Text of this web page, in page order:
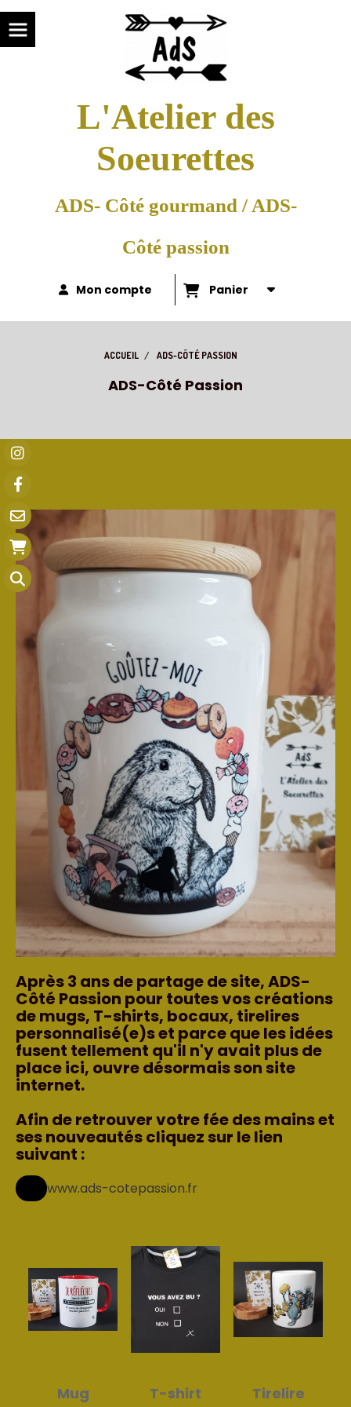
L'Atelier des
Soeurettes
ADS- Côté gourmand / ADS-
Côté passion
Mon compte Panier
ACCUEIL ADS-CÔTÉ PASSION
ADS-Côté Passion
Après 3 ans de partage de site, ADS-
Côté Passion pour toutes vos créations
de mugs, T-shirts, bocaux, tirelires
personnalisé(e)s et parce que les idées
fusent tellement qu'il n'y avait plus de
place ici, ouvre désormais son site
internet.
Afin de retrouver votre fée des mains et
ses nouveautés cliquez sur le lien
suivant :
www.ads-cotepassion.fr
Mug T-shirt Tirelire